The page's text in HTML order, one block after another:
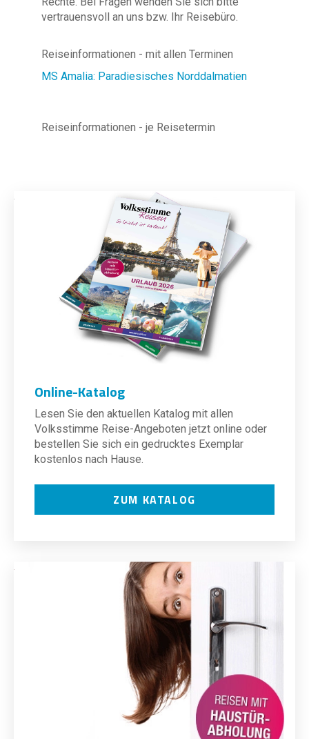
vertrauensvoll an uns bzw. Ihr Reisebüro.
Reiseinformationen - mit allen Terminen
MS Amalia: Paradiesisches Norddalmatien
Reiseinformationen - je Reisetermin
Online-Katalog
Lesen Sie den aktuellen Katalog mit allen
Volksstimme Reise-Angeboten jetzt online oder
bestellen Sie sich ein gedrucktes Exemplar
kostenlos nach Hause.
ZUM KATALOG